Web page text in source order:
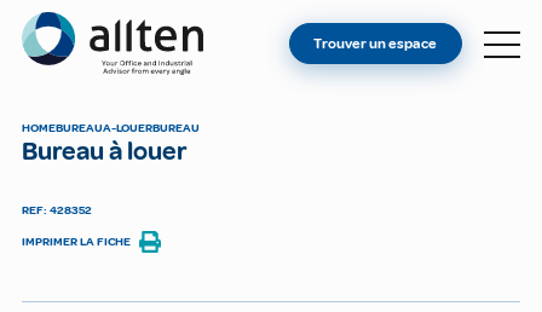
Allten
TROUVER UN ESPACE
Trouver un espace
HOMEBUREAUA-LOUERBUREAU
Bureau à louer
REF: 428352
IMPRIMER LA FICHE